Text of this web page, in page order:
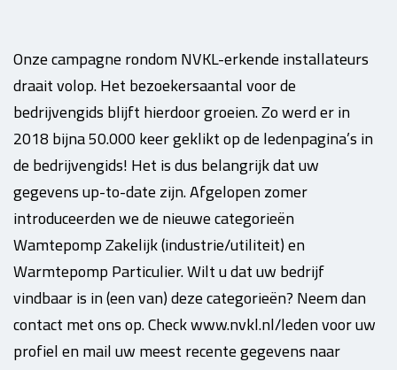
Onze campagne rondom NVKL-erkende installateurs
draait volop. Het bezoekersaantal voor de
bedrijvengids blijft hierdoor groeien. Zo werd er in
2018 bijna 50.000 keer geklikt op de ledenpagina’s in
de bedrijvengids! Het is dus belangrijk dat uw
gegevens up-to-date zijn. Afgelopen zomer
introduceerden we de nieuwe categorieën
Wamtepomp Zakelijk (industrie/utiliteit) en
Warmtepomp Particulier. Wilt u dat uw bedrijf
vindbaar is in (een van) deze categorieën? Neem dan
contact met ons op. Check www.nvkl.nl/leden voor uw
profiel en mail uw meest recente gegevens naar